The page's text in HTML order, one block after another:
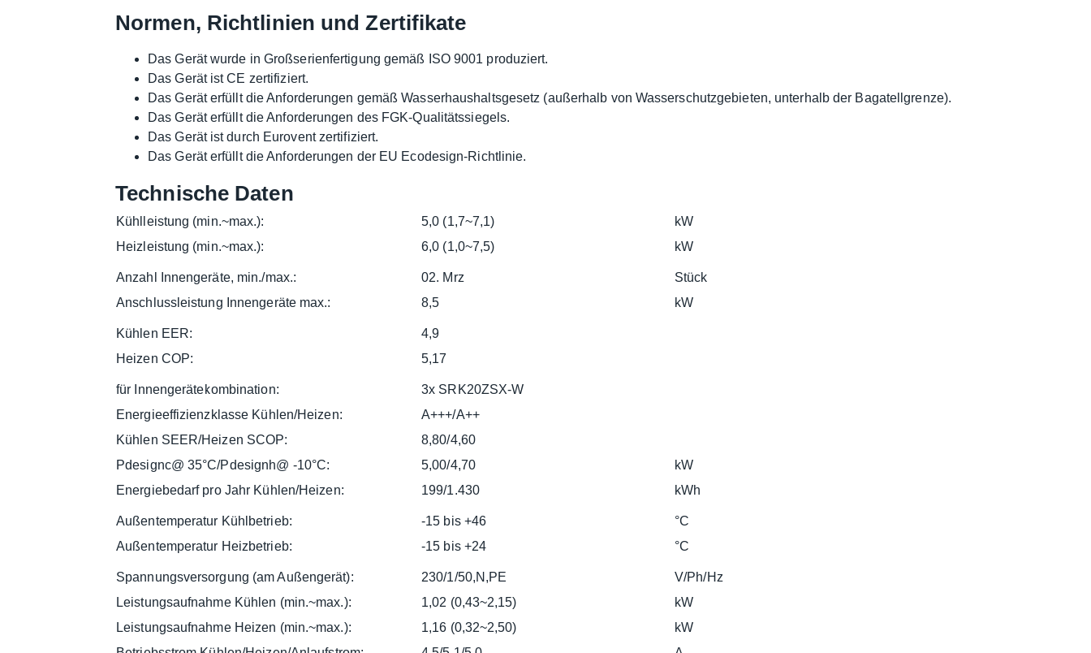
Normen, Richtlinien und Zertifikate
Das Gerät wurde in Großserienfertigung gemäß ISO 9001 produziert.
Das Gerät ist CE zertifiziert.
Das Gerät erfüllt die Anforderungen gemäß Wasserhaushaltsgesetz (außerhalb von Wasserschutzgebieten, unterhalb der Bagatellgrenze).
Das Gerät erfüllt die Anforderungen des FGK-Qualitätssiegels.
Das Gerät ist durch Eurovent zertifiziert.
Das Gerät erfüllt die Anforderungen der EU Ecodesign-Richtlinie.
Technische Daten
Kühlleistung (min.~max.): 5,0 (1,7~7,1)
kW
Heizleistung (min.~max.):
6,0 (1,0~7,5) kW
Anzahl Innengeräte, min./max.: 02. Mrz
Stück
Anschlussleistung Innengeräte max.:
8,5 kW
Kühlen EER:
4,9
Heizen COP:
5,17
für Innengerätekombination:
3x SRK20ZSX-W
Energieeffizienzklasse Kühlen/Heizen:
A+++/A++
Kühlen SEER/Heizen SCOP:
8,80/4,60
Pdesignc@ 35°C/Pdesignh@ -10°C:
5,00/4,70
kW
Energiebedarf pro Jahr Kühlen/Heizen:
199/1.430 kWh
Außentemperatur Kühlbetrieb: -15 bis +46
°C
Außentemperatur Heizbetrieb:
-15 bis +24 °C
Spannungsversorgung (am Außengerät): 230/1/50,N,PE
V/Ph/Hz
Leistungsaufnahme Kühlen (min.~max.):
1,02 (0,43~2,15)
kW
Leistungsaufnahme Heizen (min.~max.):
1,16 (0,32~2,50)
kW